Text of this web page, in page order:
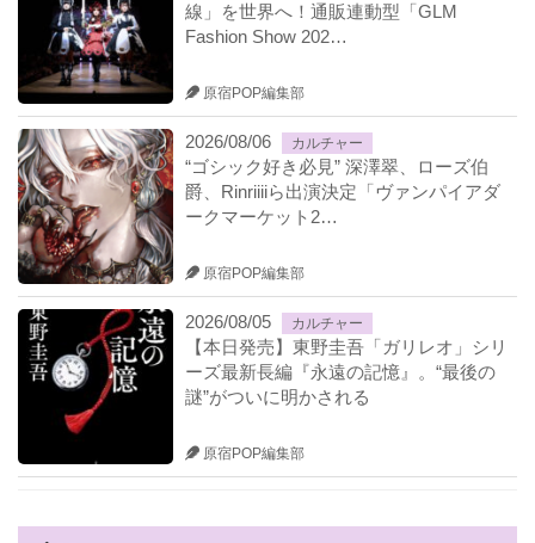
線」を世界へ！通販連動型「GLM
Fashion Show 202…
原宿POP編集部
2026/08/06 カルチャー
“ゴシック好き必見” 深澤翠、ローズ伯
爵、Rinriiiiら出演決定「ヴァンパイアダ
ークマーケット2…
原宿POP編集部
2026/08/05 カルチャー
【本日発売】東野圭吾「ガリレオ」シリ
ーズ最新長編『永遠の記憶』。“最後の
謎”がついに明かされる
原宿POP編集部